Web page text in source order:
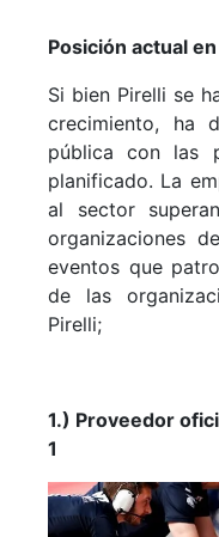
Posición actual
Si bien Pirelli se
crecimiento, ha
pública con las
planificado. La
al sector
organizaciones
eventos que
de las
Pirelli;
1.) Proveedor
1